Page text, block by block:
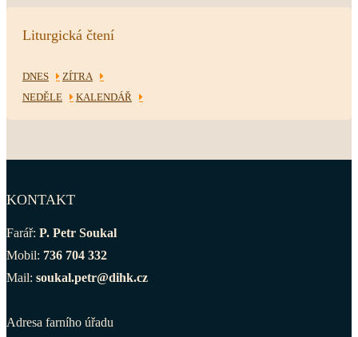
Liturgická čtení
DNES
ZÍTRA
NEDĚLE
KALENDÁŘ
KONTAKT
Farář: P. Petr Soukal
Mobil: 736 704 332
Mail: soukal.petr@dihk.cz
Adresa farního úřadu